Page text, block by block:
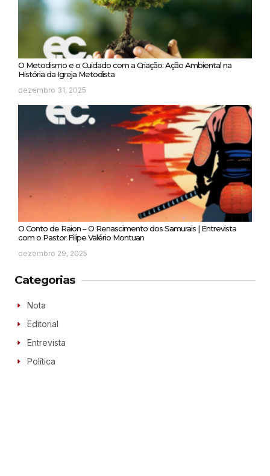
O Metodismo e o Cuidado com a Criação: Ação Ambiental na
História da Igreja Metodista
dezembro 31, 2025
O Conto de Raion – O Renascimento dos Samurais | Entrevista
com o Pastor Filipe Valério Montuan
dezembro 29, 2025
Categorias
Nota
Editorial
Entrevista
Política